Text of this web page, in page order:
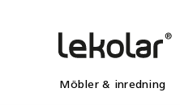
Möbler & inredning